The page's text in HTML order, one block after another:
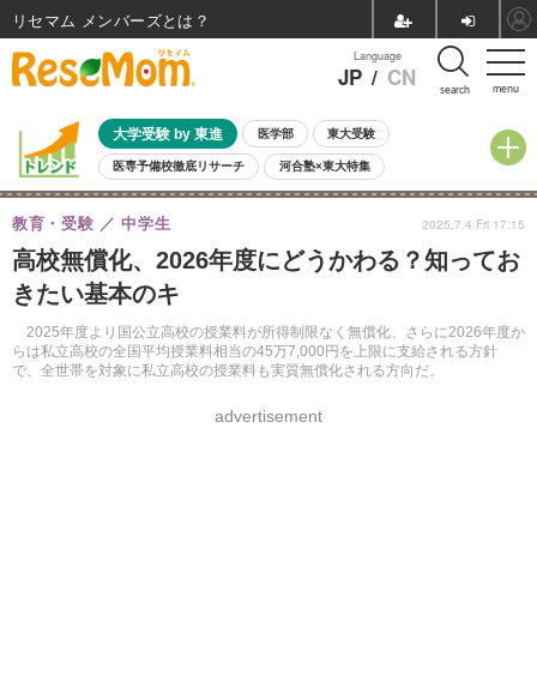
menu
Language
JP / CN search
大学受験 by 東進 医学部 東大受験
医専予備校徹底リサーチ 河合塾×東大特集
親子で考える大学選び 高校受験 中学受験 小学校受験
共通テスト 夏休み
8月開催イベント・WS 全国公立高校 過去問 人気記事
自由研究教材（小学生向け）
高校無償化、2026年度にどうかわる？知ってお
きたい基本のキ
2025年度より国公立高校の授業料が所得制限なく無償化、さらに2026年度か
らは私立高校の全国平均授業料相当の45万7,000円を上限に支給される方針
で、全世帯を対象に私立高校の授業料も実質無償化される方向だ。
教育・受験 中学生
advertisement
2025.7.4 Fri 17:15
リセマム メンバーズ